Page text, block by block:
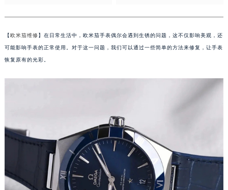
【欧米茄维修】在日常生活中，欧米茄手表偶尔会遇到生锈的问题，这不仅影响美观，还
可能影响手表的正常使用。对于这一问题，我们可以通过一些简单的方法来修复，让手表
恢复原有的光彩。